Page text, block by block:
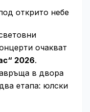
открито небе
очакват
2026.
в двора
етапа: юлски